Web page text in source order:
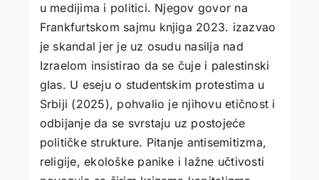
u medijima i politici. Njegov govor na
Frankfurtskom sajmu knjiga 2023. izazvao
je skandal jer je uz osudu nasilja nad
Izraelom insistirao da se čuje i palestinski
glas. U eseju o studentskim protestima u
Srbiji (2025), pohvalio je njihovu etičnost i
odbijanje da se svrstaju uz postojeće
političke strukture. Pitanje antisemitizma,
religije, ekološke panike i lažne učtivosti